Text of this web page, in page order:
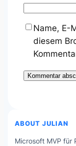
Name, E-
diesem
ABOUT JULIAN
Microsoft MVP für